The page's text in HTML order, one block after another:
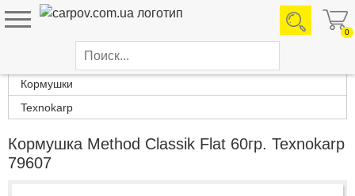
0
Каталог товаров
Кормушки
Texnokarp
Кормушка Method Classik Flat 60гр. Texnokarp
79607